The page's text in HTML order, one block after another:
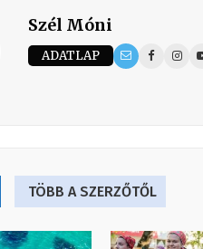
Szél Móni
ADATLAP
TÖBB A SZERZŐTŐL